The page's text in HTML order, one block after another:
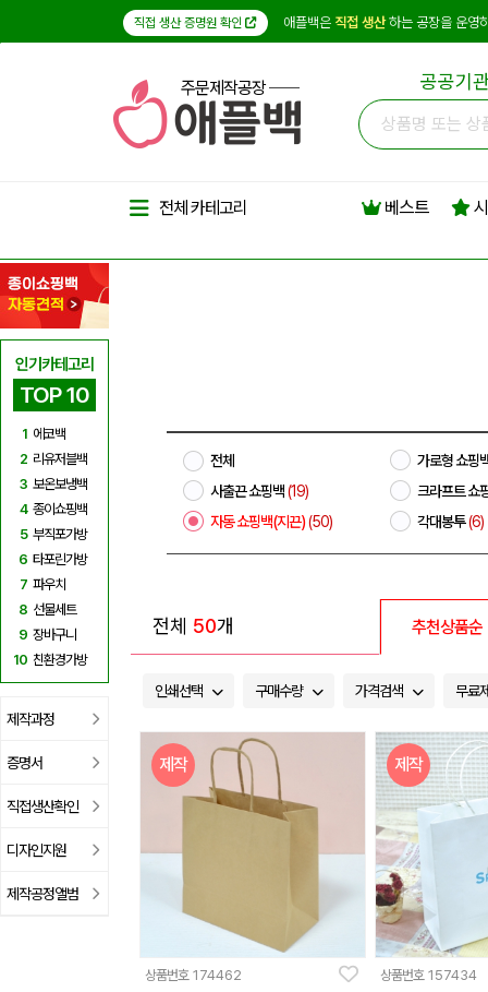
직접 생산 증명원 확인 애플백은 직접 생산하는 공장을 운영
주문제작공장 공공기
인기카테고리
TOP 10
1 에코백
2 리유저블백
3 보온보냉백
4 종이쇼핑백
5 부직포가방
6 타포린가방
7 파우치
8 선물세트
9 장바구니
10 친환경가방
제작과정
증명서
직접생산확인
디자인지원
제작공정앨범
전체 카테고리 베스트
전체
가로형 쇼핑
사출끈 쇼핑백(19)
크라프트 쇼
자동 쇼핑백(지끈)(50) 각대봉투(6)
전체 50개 추천상품순
인쇄선택 구매수량 가격검색 무료
제작
상품번호 174462
제작
상품번호 157434